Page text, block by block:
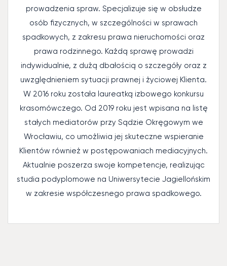
prowadzenia spraw. Specjalizuje się w obsłudze
osób fizycznych, w szczególności w sprawach
spadkowych, z zakresu prawa nieruchomości oraz
prawa rodzinnego. Każdą sprawę prowadzi
indywidualnie, z dużą dbałością o szczegóły oraz z
uwzględnieniem sytuacji prawnej i życiowej Klienta.
W 2016 roku została laureatką izbowego konkursu
krasomówczego. Od 2019 roku jest wpisana na listę
stałych mediatorów przy Sądzie Okręgowym we
Wrocławiu, co umożliwia jej skuteczne wspieranie
Klientów również w postępowaniach mediacyjnych.
Aktualnie poszerza swoje kompetencje, realizując
studia podyplomowe na Uniwersytecie Jagiellońskim
w zakresie współczesnego prawa spadkowego.